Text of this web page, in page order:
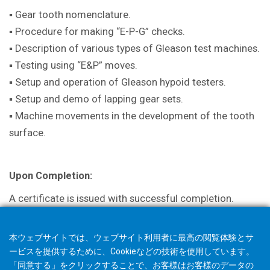
▪ Gear tooth nomenclature.
▪ Procedure for making “E-P-G” checks.
▪ Description of various types of Gleason test machines.
▪ Testing using “E&P” moves.
▪ Setup and operation of Gleason hypoid testers.
▪ Setup and demo of lapping gear sets.
▪ Machine movements in the development of the tooth
surface.
Upon Completion:
A certificate is issued with successful completion.
本ウェブサイトでは、ウェブサイト利用者に最高の閲覧体験とサ
ービスを提供するために、Cookieなどの技術を使用しています。
「同意する」をクリックすることで、お客様はお客様のデータの